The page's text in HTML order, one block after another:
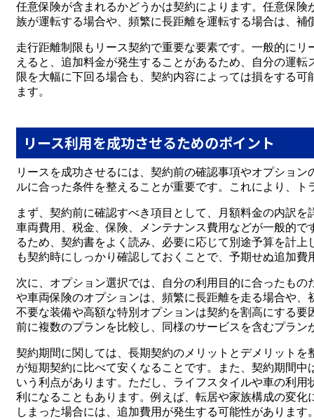
任意保険が含まれるかどうかは契約によります。任意保
族が運転する場合や、頻繁に長距離を運転する場合は、
走行距離制限もリース契約で重要な要素です。一般的に
えると、追加料金が発生することがあるため、自分の運
限を大幅に下回る場合も、契約内容によっては損をする
ます。
リース利用を成功させるためのポイント
リースを成功させるには、契約前の確認事項やオプショ
ルに合った条件を整えることが重要です。これにより、
まず、契約前に確認すべき項目として、月額料金の内訳
車両費用、税金、保険、メンテナンス費用などが一般的
るため、契約書をよく読み、必要に応じて別途予算を計
も契約時にしっかり確認しておくことで、予期せぬ追加費
次に、オプション選択では、自分の利用目的に合ったも
や車両保険のオプションは、頻繁に長距離を走る場合や
不要な装備や高額な特別オプションは契約を割高にする
前に複数のプランを比較し、同様のサービスを含むプラ
契約期間に関しては、長期契約のメリットとデメリット
が短期契約に比べて安くなることです。また、契約期間
いう利点があります。ただし、ライフスタイルや車の利
利になることもあります。例えば、転居や家族構成の変
しまった場合には、追加費用が発生する可能性があります